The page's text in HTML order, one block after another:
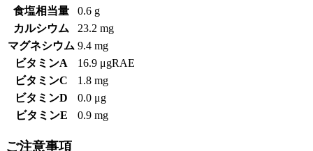
食塩相当量
0.6 g
カルシウム
23.2 mg
マグネシウム 9.4 mg
ビタミンA
16.9 μgRAE
ビタミンC
1.8 mg
ビタミンD
0.0 μg
ビタミンE
0.9 mg
ご注意事項